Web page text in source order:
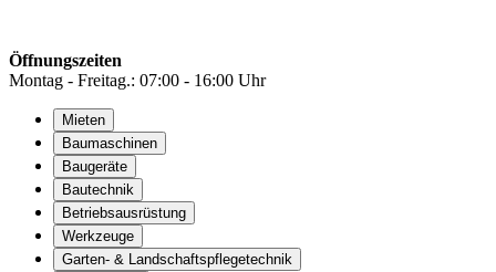
Öffnungszeiten
Montag - Freitag.: 07:00 - 16:00 Uhr
Mieten
Baumaschinen
Baugeräte
Bautechnik
Betriebsausrüstung
Werkzeuge
Garten- & Landschaftspflegetechnik